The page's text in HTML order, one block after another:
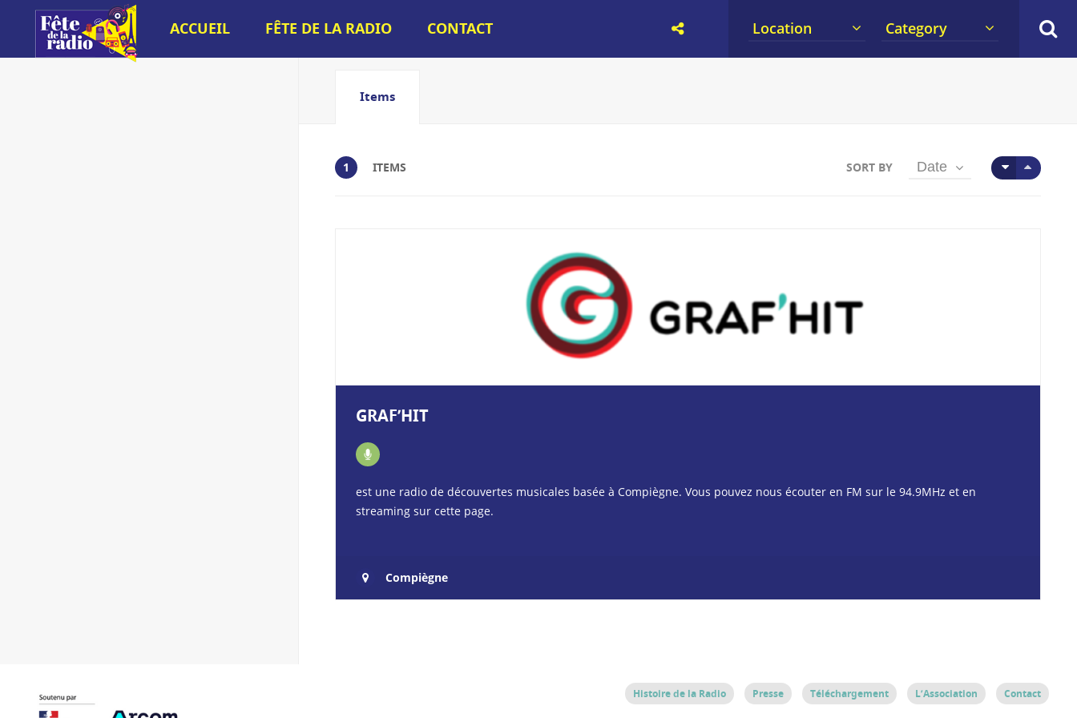
ACCUEIL FÊTE DE LA RADIO CONTACT Location Category
Items
1 ITEMS SORT BY Date
GRAF’HIT
est une radio de découvertes musicales basée à Compiègne. Vous pouvez nous écouter en FM sur le 94.9MHz et en
streaming sur cette page.
Compiègne
Histoire de la Radio Presse Téléchargement L’Association Contact